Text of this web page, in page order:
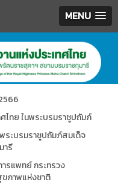
MENU
ไทย ในพระบรมราชูปถัมภ์
ระบรมราชูปถัมภ์สมเด็จ
ารี
รแพทย์ กระทรวง
ภาพแห่งชาติ